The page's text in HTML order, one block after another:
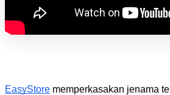
EasyStore memperkasakan jenama